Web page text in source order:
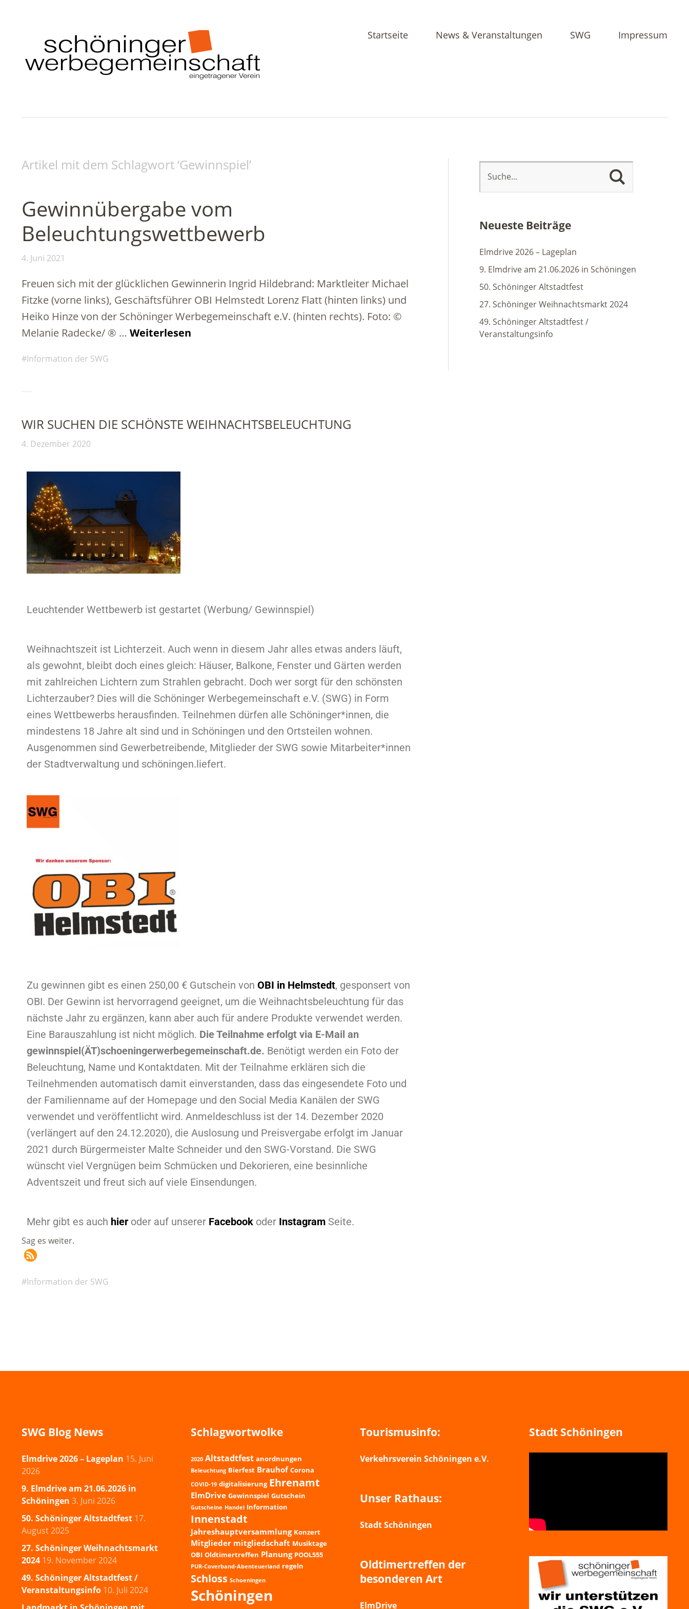
Startseite News & Veranstaltungen SWG Impressum
Artikel mit dem Schlagwort ‘Gewinnspiel’
Gewinnübergabe vom
Beleuchtungswettbewerb
4. Juni 2021
Freuen sich mit der glücklichen Gewinnerin Ingrid Hildebrand: Marktleiter Michael
Fitzke (vorne links), Geschäftsführer OBI Helmstedt Lorenz Flatt (hinten links) und
Heiko Hinze von der Schöninger Werbegemeinschaft e.V. (hinten rechts). Foto: ©
Melanie Radecke/ ® … Weiterlesen
Information der SWG
WIR SUCHEN DIE SCHÖNSTE WEIHNACHTSBELEUCHTUNG
4. Dezember 2020
Leuchtender Wettbewerb ist gestartet (Werbung/ Gewinnspiel)
Weihnachtszeit ist Lichterzeit. Auch wenn in diesem Jahr alles etwas anders läuft,
als gewohnt, bleibt doch eines gleich: Häuser, Balkone, Fenster und Gärten werden
mit zahlreichen Lichtern zum Strahlen gebracht. Doch wer sorgt für den schönsten
Lichterzauber? Dies will die Schöninger Werbegemeinschaft e.V. (SWG) in Form
eines Wettbewerbs herausfinden. Teilnehmen dürfen alle Schöninger*innen, die
mindestens 18 Jahre alt sind und in Schöningen und den Ortsteilen wohnen.
Ausgenommen sind Gewerbetreibende, Mitglieder der SWG sowie Mitarbeiter*innen
der Stadtverwaltung und schöningen.liefert.
Zu gewinnen gibt es einen 250,00 € Gutschein von OBI in Helmstedt, gesponsert von
OBI. Der Gewinn ist hervorragend geeignet, um die Weihnachtsbeleuchtung für das
nächste Jahr zu ergänzen, kann aber auch für andere Produkte verwendet werden.
Eine Barauszahlung ist nicht möglich. Die Teilnahme erfolgt via E-Mail an
gewinnspiel(ÄT)schoeningerwerbegemeinschaft.de. Benötigt werden ein Foto der
Beleuchtung, Name und Kontaktdaten. Mit der Teilnahme erklären sich die
Teilnehmenden automatisch damit einverstanden, dass das eingesendete Foto und
der Familienname auf der Homepage und den Social Media Kanälen der SWG
verwendet und veröffentlicht wird. Anmeldeschluss ist der 14. Dezember 2020
(verlängert auf den 24.12.2020), die Auslosung und Preisvergabe erfolgt im Januar
2021 durch Bürgermeister Malte Schneider und den SWG-Vorstand. Die SWG
wünscht viel Vergnügen beim Schmücken und Dekorieren, eine besinnliche
Adventszeit und freut sich auf viele Einsendungen.
Mehr gibt es auch hier oder auf unserer Facebook oder Instagram Seite.
Sag es weiter.
Information der SWG
Neueste Beiträge
Elmdrive 2026 – Lageplan
9. Elmdrive am 21.06.2026 in Schöningen
50. Schöninger Altstadtfest
27. Schöninger Weihnachtsmarkt 2024
49. Schöninger Altstadtfest /
Veranstaltungsinfo
SWG Blog News
Elmdrive 2026 – Lageplan 15. Juni
2026
9. Elmdrive am 21.06.2026 in
Schöningen 3. Juni 2026
50. Schöninger Altstadtfest 17.
August 2025
27. Schöninger Weihnachtsmarkt
2024 19. November 2024
49. Schöninger Altstadtfest /
Veranstaltungsinfo 10. Juli 2024
Schlagwortwolke
2020 Altstadtfest anordnungen
Beleuchtung Bierfest Brauhof Corona
COVID-19 digitalisierung Ehrenamt
ElmDrive Gewinnspiel Gutschein
Gutscheine Handel Information
Innenstadt
Jahreshauptversammlung Konzert
Mitglieder mitgliedschaft Musiktage
OBI Oldtimertreffen Planung POOL555
PUR-Coverband-Abenteuerland regeln
Schloss Schoeningen
Schöningen
Tourismusinfo:
Verkehrsverein Schöningen e.V.
Unser Rathaus:
Stadt Schöningen
Oldtimertreffen der
besonderen Art
ElmDrive
Stadt Schöningen